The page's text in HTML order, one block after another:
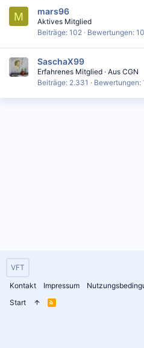
M mars96
Aktives Mitglied
Beiträge 102 Bewertungen
SaschaX99
Erfahrenes Mitglied · Aus CGN
Beiträge 2.331 Bewertungen
VFT
Kontakt
Impressum
Start
R